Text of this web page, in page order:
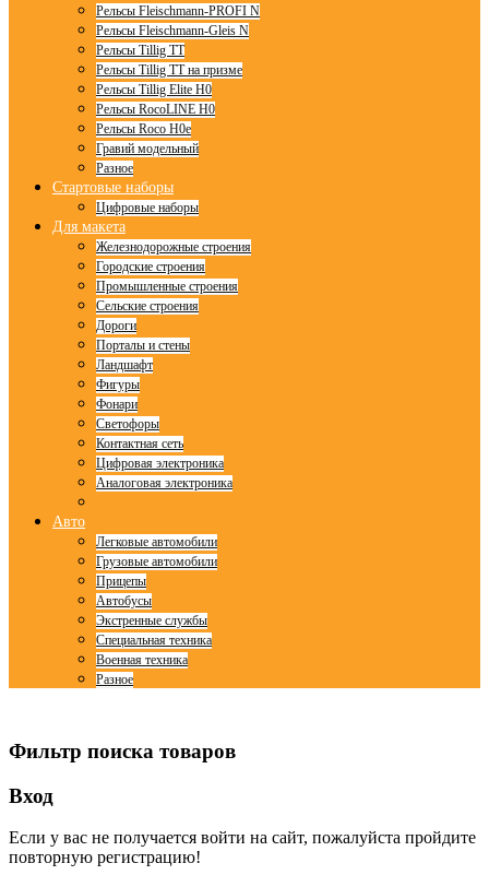
Рельсы Fleischmann-PROFI N
Рельсы Fleischmann-Gleis N
Рельсы Tillig TT
Рельсы Tillig TT на призме
Рельсы Tillig Elite H0
Рельсы RocoLINE H0
Рельсы Roco H0e
Гравий модельный
Разное
Стартовые наборы
Цифровые наборы
Для макета
Железнодорожные строения
Городские строения
Промышленные строения
Сельские строения
Дороги
Порталы и стены
Ландшафт
Фигуры
Фонари
Светофоры
Контактная сеть
Цифровая электроника
Аналоговая электроника
Авто
Легковые автомобили
Грузовые автомобили
Прицепы
Автобусы
Экстренные службы
Специальная техника
Военная техника
Разное
Фильтр поиска товаров
Вход
Если у вас не получается войти на сайт, пожалуйста пройдите
повторную регистрацию!